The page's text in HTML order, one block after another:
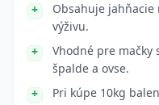
Obsahuje jahňacie
výživu.
Vhodné pre mačky
špalde a ovse.
Pri kúpe 10kg